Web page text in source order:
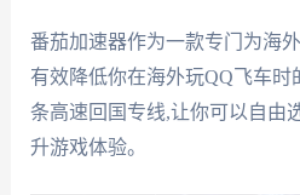
番茄加速器作为一款专门为海
有效降低你在海外玩QQ飞车
条高速回国专线,让你可以自由
升游戏体验。